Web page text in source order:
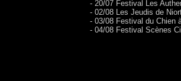
- 20/07 Festival Les
- 02/08 Les Jeudis de
- 03/08 Festival du Chien
- 04/08 Festival Scènes